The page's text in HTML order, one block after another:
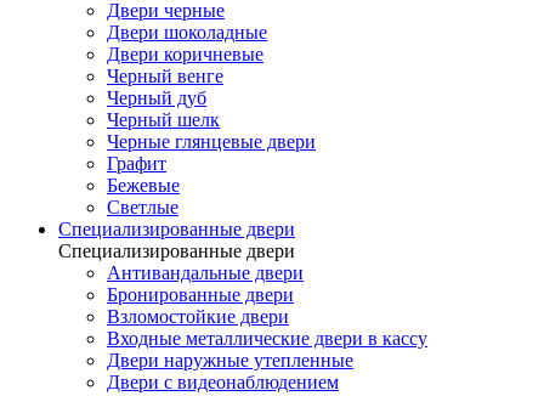
Двери черные
Двери шоколадные
Двери коричневые
Черный венге
Черный дуб
Черный шелк
Черные глянцевые двери
Графит
Бежевые
Светлые
Специализированные двери
Специализированные двери
Антивандальные двери
Бронированные двери
Взломостойкие двери
Входные металлические двери в кассу
Двери наружные утепленные
Двери с видеонаблюдением